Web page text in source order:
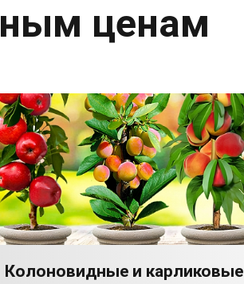
ценам
Колоновидные и карликовые